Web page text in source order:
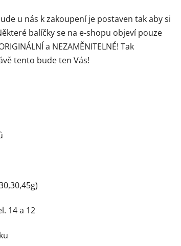
u nás k zakoupení je postaven tak aby si
balíčky se na e-shopu objeví pouze
a NEZAMĚNITELNÉ! Tak
tento bude ten Vás!
14 a 12